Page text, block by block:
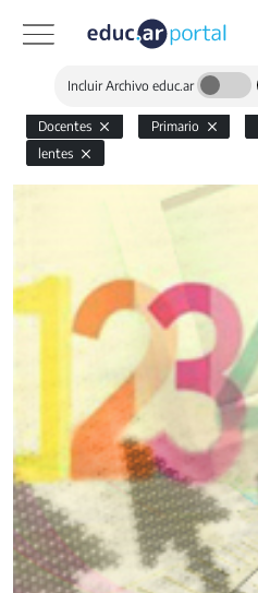
Incluir Archivo educ.ar
Docentes Primario
lentes